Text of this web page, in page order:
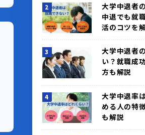
大学中退者
中退でも就
活のコツを
大学中退者
い？就職成
方も解説
大学中退率
める人の特
も解説